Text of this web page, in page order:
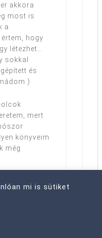
akkora
most is
a
hogy
létezhet…
sokkal
és
mert
könyveim
még
mi is sütiket